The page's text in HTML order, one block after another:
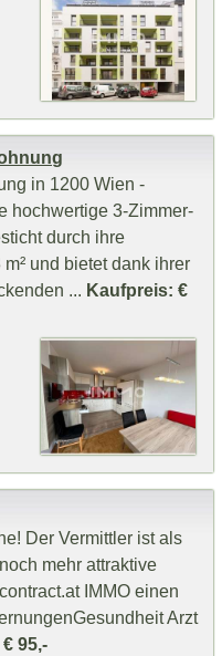
in 1200 Wien -
hochwertige 3-Zimmer-
durch ihre
und bietet dank ihrer
... Kaufpreis: €
Der Vermittler ist als
mehr attraktive
IMMO einen
Arzt
95,-